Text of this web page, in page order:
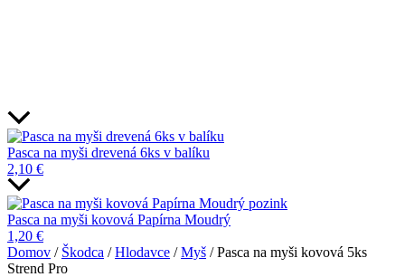
Pasca na myši drevená 6ks v balíku
2,10 €
Pasca na myši kovová Papírna Moudrý
1,20 €
Domov / Škodca /Hlodavce /Myš / Pasca na myši kovová 5ks
Strend Pro